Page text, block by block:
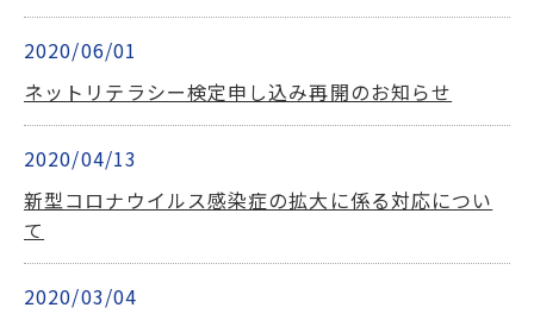
2020/06/01
ネットリテラシー検定申し込み再開のお知らせ
2020/04/13
新型コロナウイルス感染症の拡大に係る対応につい
て
2020/03/04